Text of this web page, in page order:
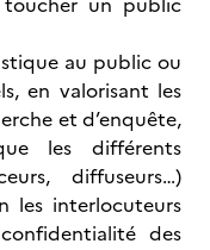
au public ou
en valorisant les
et d’enquête,
les différents
diffuseurs…)
les interlocuteurs
des